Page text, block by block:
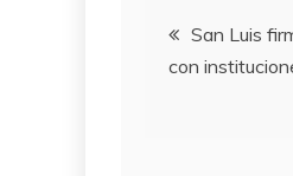
b
o
de
San Luis
con